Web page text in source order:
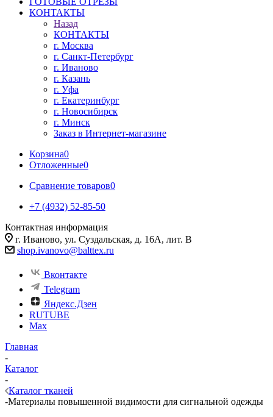
КОНТАКТЫ
Назад
КОНТАКТЫ
г. Москва
г. Санкт-Петербург
г. Иваново
г. Казань
г. Уфа
г. Екатеринбург
г. Новосибирск
г. Минск
Заказ в Интернет-магазине
Корзина0
Отложенные0
Сравнение товаров0
+7 (4932) 52-85-50
Контактная информация
г. Иваново, ул. Суздальская, д. 16А, лит. В
shop.ivanovo@balttex.ru
Вконтакте
Telegram
Яндекс.Дзен
RUTUBE
Max
Главная
-
Каталог
-
Каталог тканей
-Материалы повышенной видимости для сигнальной одежды